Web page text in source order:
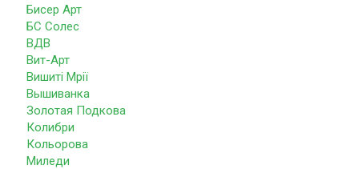
Бисер Арт
БС Солес
ВДВ
Вит-Арт
Вишиті Мрії
Вышиванка
Золотая Подкова
Колибри
Кольорова
Миледи